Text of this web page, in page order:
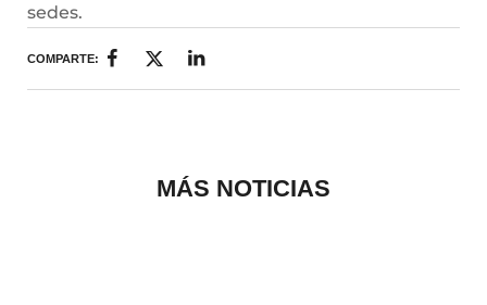
sedes.
COMPARTE:
MÁS NOTICIAS